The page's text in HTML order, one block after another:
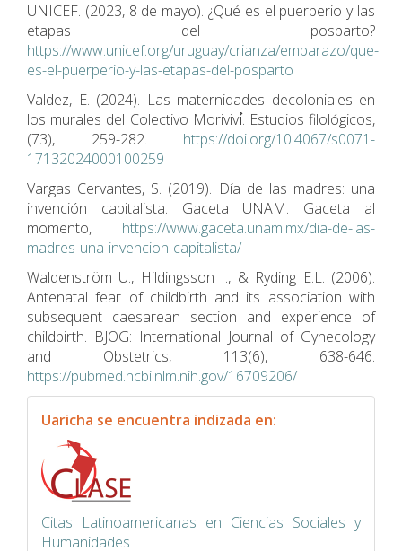
UNICEF. (2023, 8 de mayo). ¿Qué es el puerperio y las
etapas del posparto?
https://www.unicef.org/uruguay/crianza/embarazo/que-
es-el-puerperio-y-las-etapas-del-posparto
Valdez, E. (2024). Las maternidades decoloniales en
los murales del Colectivo Moriviví́. Estudios filológicos,
(73), 259-282. https://doi.org/10.4067/s0071-
17132024000100259
Vargas Cervantes, S. (2019). Día de las madres: una
invención capitalista. Gaceta UNAM. Gaceta al
momento, https://www.gaceta.unam.mx/dia-de-las-
madres-una-invencion-capitalista/
Waldenström U., Hildingsson I., & Ryding E.L. (2006).
Antenatal fear of childbirth and its association with
subsequent caesarean section and experience of
childbirth. BJOG: International Journal of Gynecology
and Obstetrics, 113(6), 638-646.
https://pubmed.ncbi.nlm.nih.gov/16709206/
indexacion
Uaricha se encuentra indizada en:
Citas Latinoamericanas en Ciencias Sociales y
Humanidades